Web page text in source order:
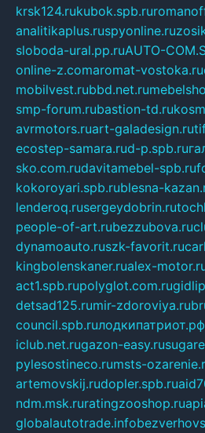
krsk124.rukubok.spb.ru
analitikaplus.ruspyonline.ru
sloboda-ural.pp.ruAUTO-
online-z.comaromat-vostoka.ru
mobilvest.rubbd.net.ru
smp-forum.rubastion-td.ru
avrmotors.ruart-galadesign.ru
ecostep-samara.rud-p.spb.ru
sko.com.rudavitamebel-spb.ru
kokoroyari.spb.rublesna-
lenderoq.rusergeydobrin.ru
people-of-art.rubezzubova.ru
dynamoauto.ruszk-favorit.ru
kingbolenskaner.rualex-
act1.spb.rupolyglot.com.ru
detsad125.rumir-zdoroviya.ru
council.spb.ruлодкипатриот.рф
iclub.net.rugazon-easy.ru
pylesostineco.rumsts-
artemovskij.rudopler.spb.ru
ndm.msk.ruratingzooshop.ru
globalautotrade.info